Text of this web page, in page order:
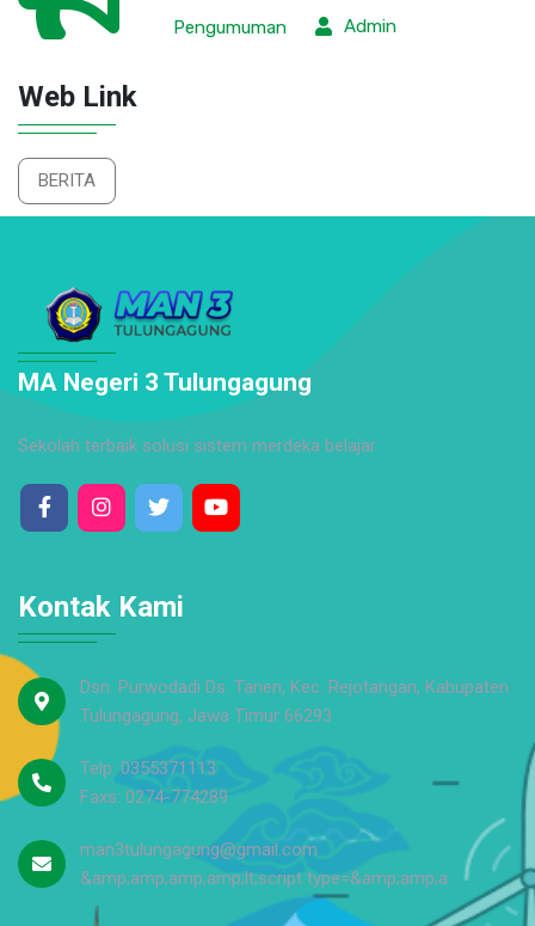
Pengumuman
Admin
Web Link
BERITA
MA Negeri 3 Tulungagung
Sekolah terbaik solusi sistem merdeka belajar
Kontak Kami
Dsn. Purwodadi Ds. Tanen, Kec. Rejotangan, Kabupaten
Tulungagung, Jawa Timur 66293
Telp: 0355371113
Faxs: 0274-774289
man3tulungagung@gmail.com
&amp;amp;amp;amp;lt;script type=&amp;amp;a